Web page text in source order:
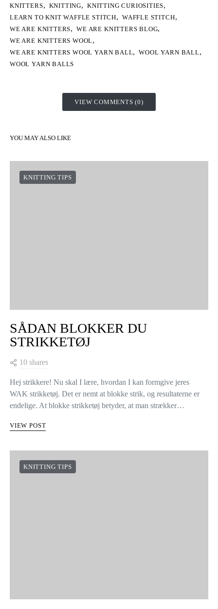
KNITTERS, KNITTING, KNITTING CURIOSITIES,
LEARN TO KNIT WAFFLE STITCH, WAFFLE STITCH,
WE ARE KNITTERS, WE ARE KNITTERS BLOG,
WE ARE KNITTERS WOOL,
WE ARE KNITTERS WOOL YARN BALL, WOOL YARN BALL,
WOOL YARN BALLS
VIEW COMMENTS (0)
YOU MAY ALSO LIKE
KNITTING TIPS
SÅDAN BLOKKER DU
STRIKKETØJ
10 shares
Hej strikkere! Nu skal I lære, hvordan I kan formgive jeres
WAK strikketøj. Det er nemt at blokke strik, og resultaterne er
endelige. At blokke strikketøj betyder, at man strækker…
VIEW POST
KNITTING TIPS